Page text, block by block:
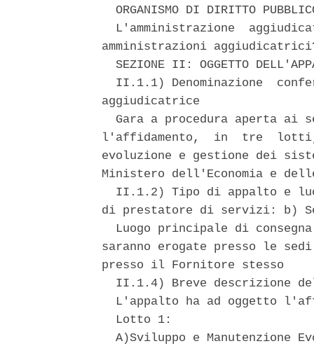
ORGANISMO DI DIRITTO
L'amministrazione
amministrazioni
SEZIONE II: OGGETTO
II.1.1) Denominazione
aggiudicatrice
Gara a procedura aperta ai
l'affidamento,  in  tre  lotti,
evoluzione e gestione dei
Ministero dell'Economia e
II.1.2) Tipo di appalto e
di prestatore di servizi: b)
Luogo principale di
saranno erogate presso le
presso il Fornitore stesso
II.1.4) Breve descrizione
L'appalto ha ad oggetto
  Lotto 1:
A)Sviluppo e Manutenzione